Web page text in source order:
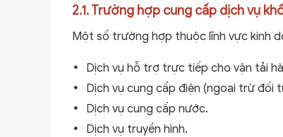
2.1. Trường hợp cung cấp dịch vụ
Một số trường hợp thuộc lĩnh vực kinh
Dịch vụ hỗ trợ trực tiếp cho vận tải
Dịch vụ cung cấp điện (ngoại trừ đối
Dịch vụ cung cấp nước.
Dịch vụ truyền hình.